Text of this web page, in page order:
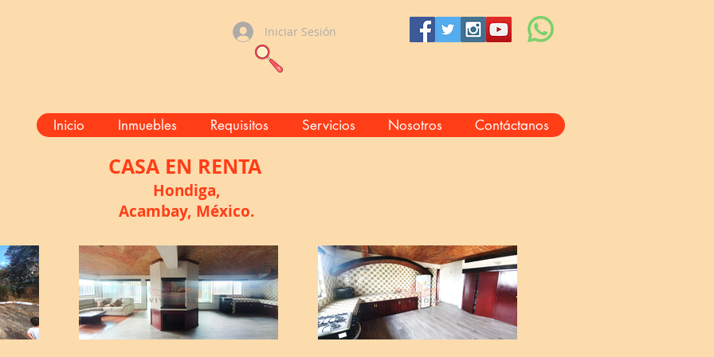
Iniciar Sesión
Inicio Inmuebles Requisitos Servicios Nosotros Contáctanos
CASA EN RENTA
Hondiga,
Acambay, México.